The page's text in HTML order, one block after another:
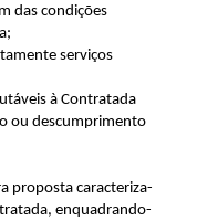
das condições
serviços
à Contratada
ou descumprimento
proposta caracteriza-
enquadrando-